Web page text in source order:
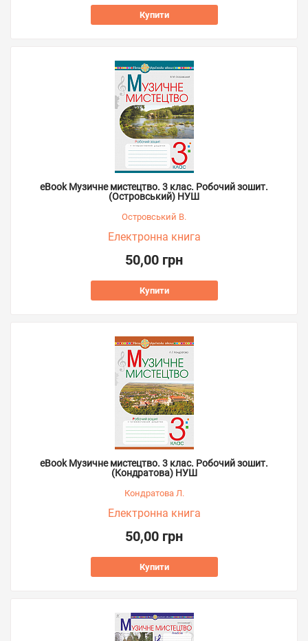
Купити
eBook Музичне мистецтво. 3 клас. Робочий зошит.
(Островський) НУШ
Островський В.
Електронна книга
50,00 грн
Купити
eBook Музичне мистецтво. 3 клас. Робочий зошит.
(Кондратова) НУШ
Кондратова Л.
Електронна книга
50,00 грн
Купити